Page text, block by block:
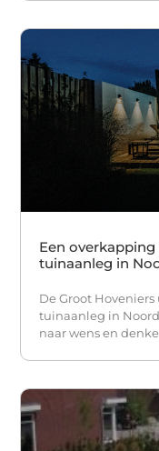
Een
tuinaanleg in
De Groot
tuinaanleg in
naar wens en